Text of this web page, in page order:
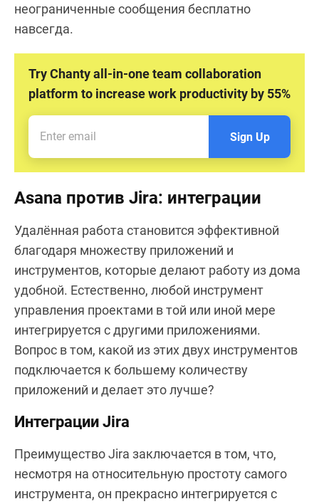
неограниченные сообщения бесплатно
навсегда.
Try Chanty all-in-one team collaboration
platform to increase work productivity by 55%
Sign Up
Asana против Jira: интеграции
Удалённая работа становится эффективной
благодаря множеству приложений и
инструментов, которые делают работу из дома
удобной. Естественно, любой инструмент
управления проектами в той или иной мере
интегрируется с другими приложениями.
Вопрос в том, какой из этих двух инструментов
подключается к большему количеству
приложений и делает это лучше?
Интеграции Jira
Преимущество Jira заключается в том, что,
несмотря на относительную простоту самого
инструмента, он прекрасно интегрируется с